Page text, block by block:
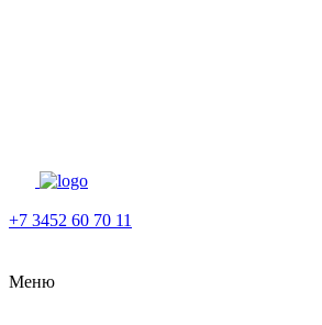
+7 3452 60 70 11
Меню